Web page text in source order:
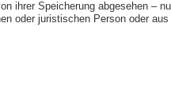
ihrer Speicherung abgesehen –
oder juristischen Person oder